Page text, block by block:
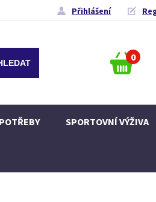
Přihlášení
0
SPORTOVNÍ VÝŽIVA